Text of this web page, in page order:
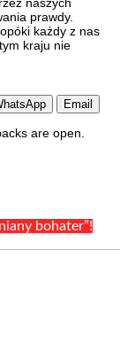
prawdy.
każdy z nas
kraju nie
Email
are open.
bohater”!